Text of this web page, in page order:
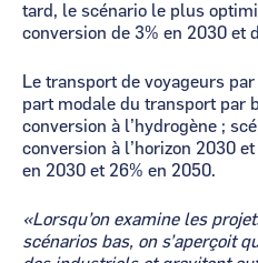
tard, le scénario le plus
conversion de 3% en 2030 et
Le transport de voyageurs
part modale du transport par
conversion à l’hydrogène ;
conversion à l’horizon 2030
en 2030 et 26% en 2050.
«Lorsqu’on examine les
scénarios bas, on s’aperçoit